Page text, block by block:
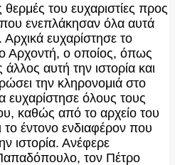
θερμές του ευχαριστίες προς
ενεπλάκησαν όλα αυτά
ευχαρίστησε το
Αρχοντή, ο οποίος, όπως
άλλος αυτή την ιστορία και
την κληρονομιά στο
ευχαρίστησε όλους τους
καθώς από το αρχείο του
το έντονο ενδιαφέρον που
ιστορία. Ανέφερε
τον Πέτρο